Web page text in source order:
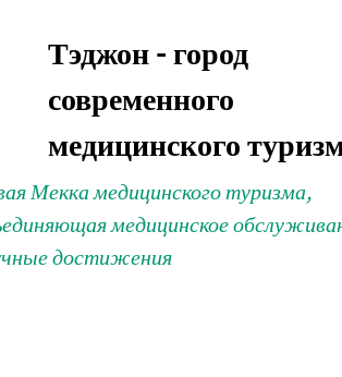
Тэджон - город
современного
медицинского
Мекка медицинского туризма,
медицинское
достижения